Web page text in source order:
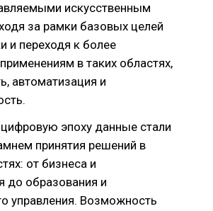
искусственным
за рамки базовых целей
и переходя к более
в таких областях,
автоматизация и
эпоху данные стали
принятия решений в
от бизнеса и
до образования и
управления. Возможность